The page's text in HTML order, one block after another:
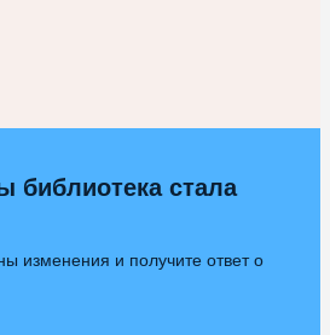
библиотека стала
изменения и получите ответ о